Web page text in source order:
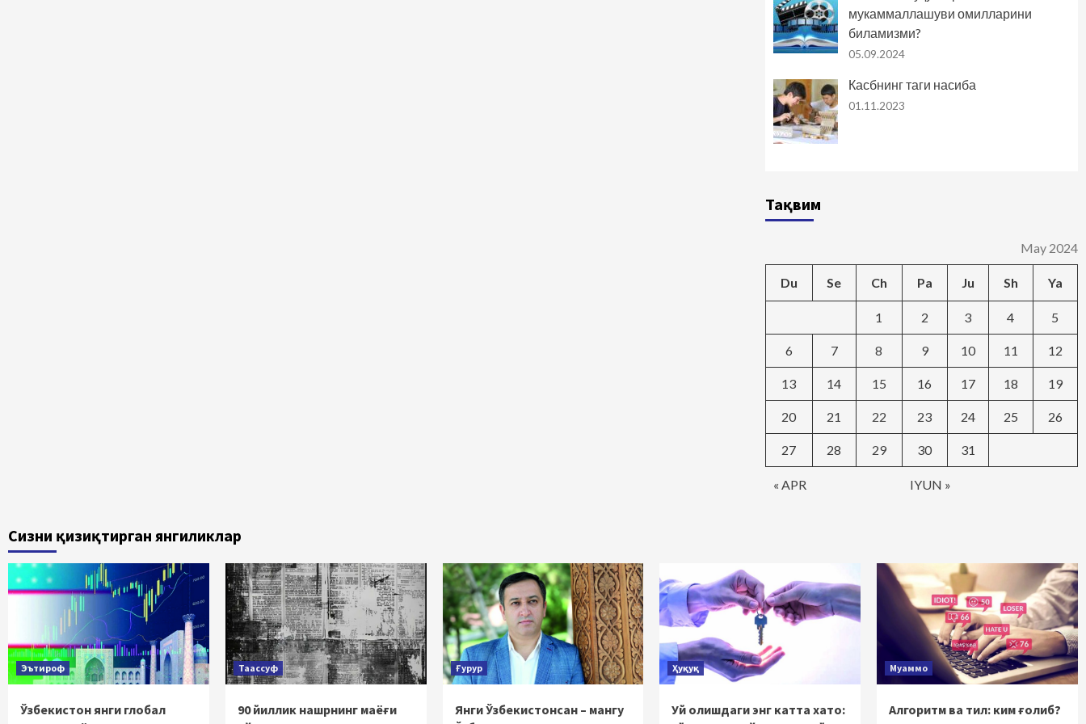
мукаммаллашуви омилларини
биламизми?
05.09.2024
Касбнинг таги насиба
01.11.2023
Тақвим
May 2024
Du Se Ch Pa Ju Sh Ya
« APR IYUN »
1 2 3 4 5
6 7 8 9 10 11 12
13 14 15 16 17 18 19
20 21 22 23 24 25 26
27 28 29 30 31
Сизни қизиқтирган янгиликлар
Эътироф
Ўзбекистон янги глобал
Таассуф
90 йиллик нашрнинг маёғи
Ғурур
Янги Ўзбекистонсан – мангу
Ҳуқуқ
Уй олишдаги энг катта хато:
Муаммо
Алгоритм ва тил: ким ғолиб?